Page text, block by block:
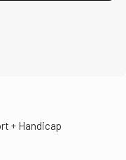
+ Handicap